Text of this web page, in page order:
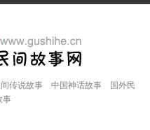
间传说故事 中国神话故事 国外民
事